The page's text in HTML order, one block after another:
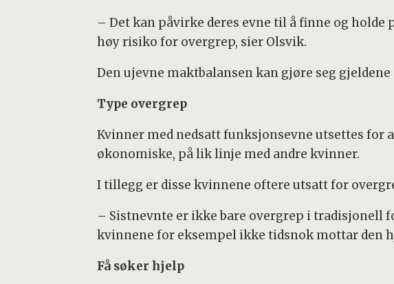
– Det kan påvirke deres evne til å finne og
høy risiko for overgrep, sier Olsvik.
Den ujevne maktbalansen kan gjøre seg
Type overgrep
Kvinner med nedsatt funksjonsevne utsettes for
økonomiske, på lik linje med andre kvinner.
I tillegg er disse kvinnene oftere utsatt for
– Sistnevnte er ikke bare overgrep i tradisjonell
kvinnene for eksempel ikke tidsnok mottar den
Få søker hjelp